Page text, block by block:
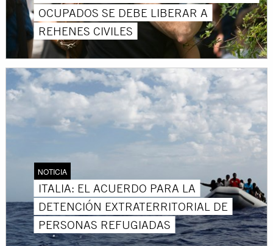
OCUPADOS SE DEBE LIBERAR A
REHENES CIVILES
NOTICIA
ITALIA: EL ACUERDO PARA LA
DETENCIÓN EXTRATERRITORIAL DE
PERSONAS REFUGIADAS